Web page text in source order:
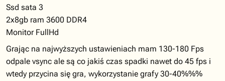
Ssd sata 3
2x8gb ram 3600 DDR4
Monitor FullHd
Grając na najwyższych ustawieniach mam 130-180 Fps
odpale vsync ale są co jakiś czas spadki nawet do 45 fps i
wtedy przycina się gra, wykorzystanie grafy 30-40%%%